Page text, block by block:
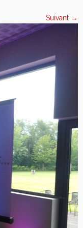
Suivant →